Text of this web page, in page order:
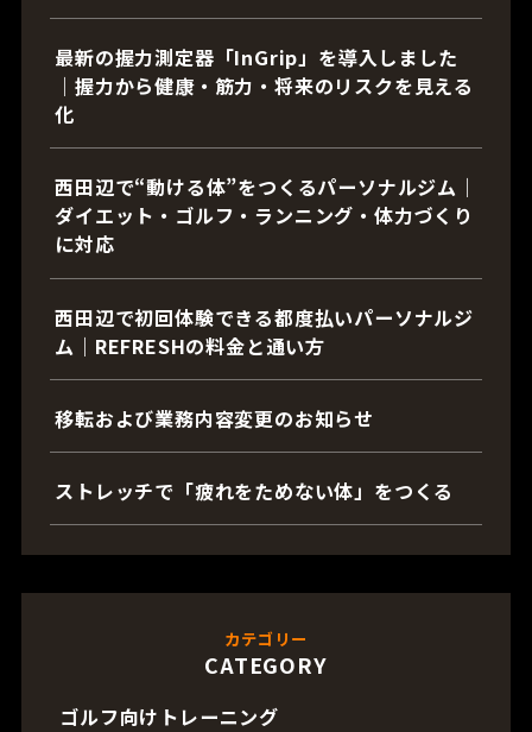
最新の握力測定器「InGrip」を導入しました
｜握力から健康・筋力・将来のリスクを見える
化
西田辺で“動ける体”をつくるパーソナルジム｜
ダイエット・ゴルフ・ランニング・体力づくり
に対応
西田辺で初回体験できる都度払いパーソナルジ
ム｜REFRESHの料金と通い方
移転および業務内容変更のお知らせ
ストレッチで「疲れをためない体」をつくる
カテゴリー
CATEGORY
ゴルフ向けトレーニング